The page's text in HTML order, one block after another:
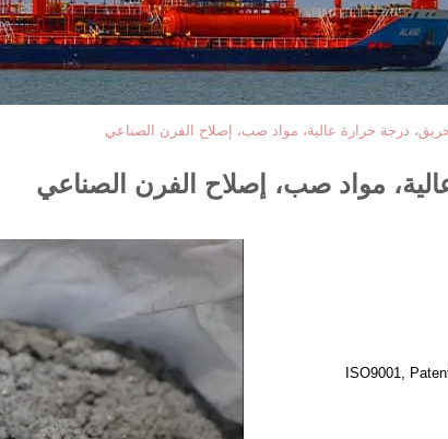
درجة حرارة عالية، مواد صب، إصلاح الفرن الصناعي
مواد صب، إصلاح الفرن الصناعي
ISO9001,